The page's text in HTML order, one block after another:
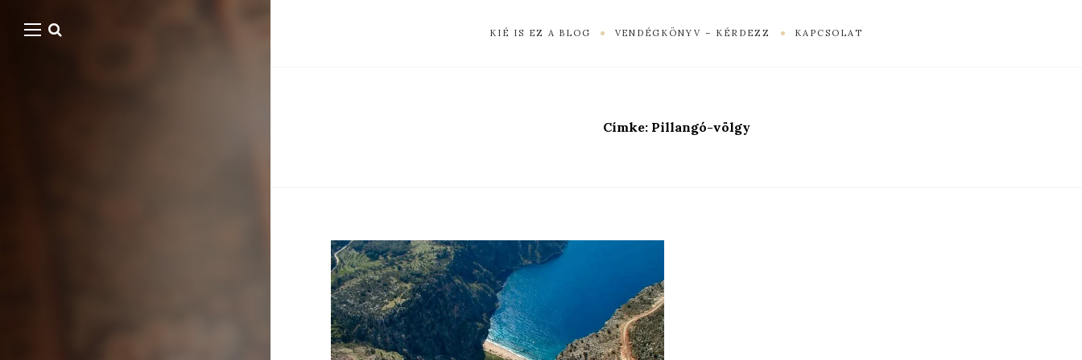
KIÉ IS EZ A BLOG VENDÉGKÖNYV – KÉRDEZZ KAPCSOLAT
Címke: Pillangó-völgy